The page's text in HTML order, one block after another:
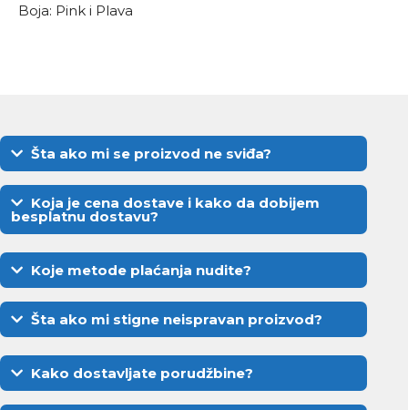
Boja: Pink i Plava
Šta ako mi se proizvod ne sviđa?
Koja je cena dostave i kako da dobijem
besplatnu dostavu?
Koje metode plaćanja nudite?
Šta ako mi stigne neispravan proizvod?
Kako dostavljate porudžbine?